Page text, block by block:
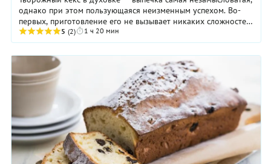
однако при этом пользующаяся неизменным успехом. Во-
первых, приготовление его не вызывает никаких сложностей:
просто возьмите нужные ...
5 (2) 1 ч 20 мин